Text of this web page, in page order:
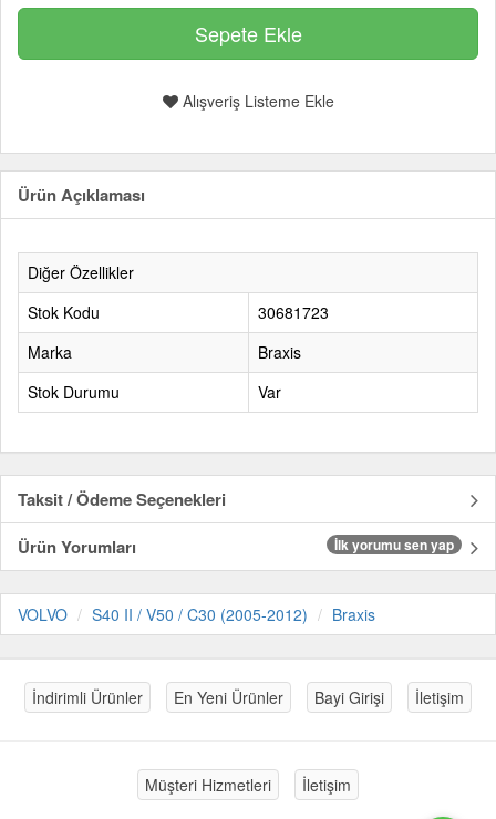
Alışveriş Listeme Ekle
Ürün Açıklaması
Diğer Özellikler
Stok Kodu
30681723
Marka
Braxis
Stok Durumu
Var
Taksit / Ödeme Seçenekleri
Ürün Yorumları
İlk yorumu sen yap
VOLVO S40 II / V50 / C30 (2005-2012) Braxis
İndirimli Ürünler En Yeni Ürünler Bayi Girişi İletişim
Müşteri Hizmetleri İletişim